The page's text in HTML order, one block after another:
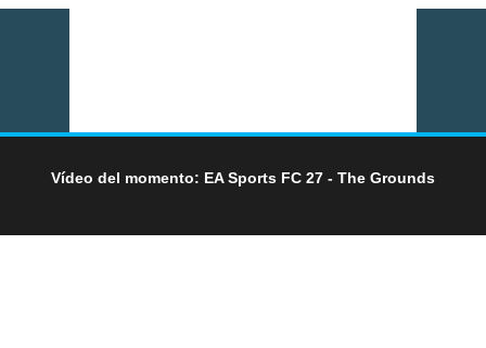
Vídeo del momento: EA Sports FC 27 - The Grounds